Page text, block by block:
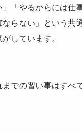
」「やるからには仕
ならない」という共
しています。
までの習い事はすべ